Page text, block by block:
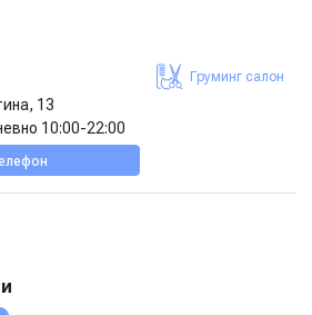
13
10:00-22:00
Груминг салон